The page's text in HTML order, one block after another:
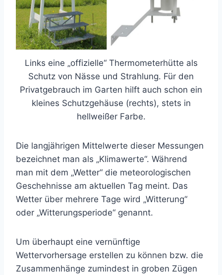
Links eine „offizielle“ Thermometerhütte als
Schutz von Nässe und Strahlung. Für den
Privatgebrauch im Garten hilft auch schon ein
kleines Schutzgehäuse (rechts), stets in
hellweißer Farbe.
Die langjährigen Mittelwerte dieser Messungen
bezeichnet man als „Klimawerte“. Während
man mit dem „Wetter“ die meteorologischen
Geschehnisse am aktuellen Tag meint. Das
Wetter über mehrere Tage wird „Witterung“
oder „Witterungsperiode“ genannt.
Um überhaupt eine vernünftige
Wettervorhersage erstellen zu können bzw. die
Zusammenhänge zumindest in groben Zügen